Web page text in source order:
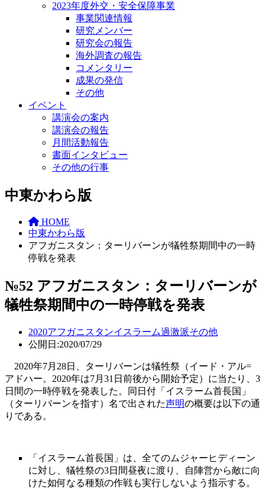
2023年度外交・安全保障事業
事業関連情報
研究メンバー
研究会の報告
海外調査の報告
コメンタリー
成果の発信
その他
イベント
講演会の案内
講演会の報告
月間活動報告
書面インタビュー
その他の行事
中東かわら版
HOME
中東かわら版
アフガニスタン：ターリバーンが犠牲祭期間中の一時
停戦を発表
№52 アフガニスタン：ターリバーンが
犠牲祭期間中の一時停戦を発表
2020アフガニスタンイスラーム過激派その他
公開日:2020/07/29
2020年7月28日、ターリバーンは犠牲祭（イード・アル=
アドハー。2020年は7月31日前後から開始予定）に当たり、3
日間の一時停戦を発表した。同日付「イスラーム首長国」
（ターリバーンを指す）名で出された声明の概要は以下の通
りである。
「イスラーム首長国」は、全てのムジャーヒディーン
に対し、犠牲祭の3日間昼夜に渡り、自陣営から敵に向
けた如何なる種類の作戦も実行しないよう指示する。